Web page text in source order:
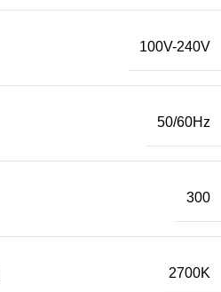
100V-240V
50/60Hz
300
2700K